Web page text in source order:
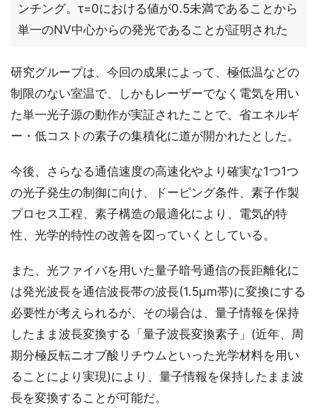
ンチング。τ=0における値が0.5未満であることから
単一のNV中心からの発光であることが証明された
研究グループは、今回の成果によって、極低温などの
制限のない室温で、しかもレーザーでなく電気を用い
た単一光子源の動作が実証されたことで、省エネルギ
ー・低コストの素子の集積化に道が開かれたとした。
今後、さらなる通信速度の高速化やより確実な1つ1つ
の光子発生の制御に向け、ドーピング条件、素子作製
プロセス工程、素子構造の最適化により、電気的特
性、光学的特性の改善を図っていくとしている。
また、光ファイバを用いた量子暗号通信の長距離化に
は発光波長を通信波長帯の波長(1.5μm帯)に変換にする
必要性が考えられるが、その場合は、量子情報を保持
したまま波長変換する「量子波長変換素子」(近年、周
期分極反転ニオブ酸リチウムといった光学材料を用い
ることにより実現)により、量子情報を保持したまま波
長を変換することが可能だ。